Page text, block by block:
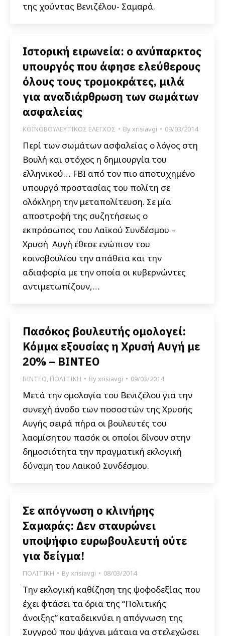
της χούντας Βενιζέλου- Σαμαρά.
Ιστορική ειρωνεία: ο ανύπαρκτος
υπουργός που άφησε ελεύθερους
όλους τους τρομοκράτες, μιλά
για αναδιάρθρωση των σωμάτων
ασφαλείας
ΚΟΙΝΟΒΟΥΛΕΥΤΙΚΟΣ ΕΛΕΓΧΟΣ Byxrisiavgi 09/03/2014
Περί των σωμάτων ασφαλείας ο λόγος στη
Βουλή και στόχος η δημιουργία του
ελληνικού… FBI από τον πιο αποτυχημένο
υπουργό προστασίας του πολίτη σε
ολόκληρη την μεταπολίτευση. Σε μία
αποστροφή της συζητήσεως ο
εκπρόσωπος του Λαϊκού Συνδέσμου –
Χρυσή Αυγή έθεσε ενώπιον του
κοινοβουλίου την απάθεια και την
αδιαφορία με την οποία οι κυβερνώντες
αντιμετωπίζουν,…
Πασόκος βουλευτής ομολογεί:
Κόμμα εξουσίας η Χρυσή Αυγή με
20% – ΒΙΝΤΕΟ
ΒΙΝΤΕΟ, ΠΟΛΙΤΙΚΗ Byxrisiavgi 09/03/2014
Μετά την ομολογία του Βενιζέλου για την
συνεχή άνοδο των ποσοστών της Χρυσής
Αυγής σειρά πήρα οι βουλευτές του
λαομίσητου πασόκ οι οποίοι δίνουν στην
δημοσιότητα την πραγματική εκλογική
δύναμη του Λαϊκού Συνδέσμου.
Σε απόγνωση ο κλινήρης
Σαμαράς: Δεν σταυρώνει
υποψήφιο ευρωβουλευτή ούτε
για δείγμα!
ΠΟΛΙΤΙΚΗ Byxrisiavgi 08/03/2014
Την εκλογική καθίζηση της ψοφοδεξίας που
έχει φτάσει τα όρια της “Πολιτικής
άνοιξης” καταδεικνύει η απόγνωση της
Συγγρού που ψάχνει μάταια να στελεχώσει